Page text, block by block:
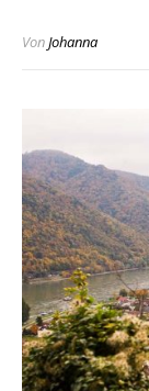
VonJohanna